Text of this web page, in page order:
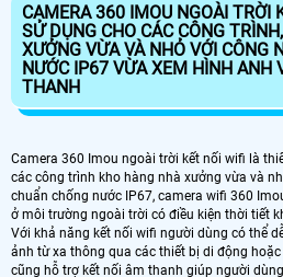
CAMERA 360 IMOU NGOÀI TRỜI
SỬ DỤNG CHO CÁC CÔNG
XƯỞNG VỪA VÀ NHỎ VỚI CÔNG
NƯỚC IP67 VỪA XEM HÌNH ANH
THANH
Camera 360 Imou ngoài trời kết nối wifi là
các công trình kho hàng nhà xưởng vừa và
chuẩn chống nước IP67, camera wifi 360
ở môi trường ngoài trời có điều kiện thời tiết
Với khả năng kết nối wifi người dùng có thể
ảnh từ xa thông qua các thiết bị di động
cũng hỗ trợ kết nối âm thanh giúp người